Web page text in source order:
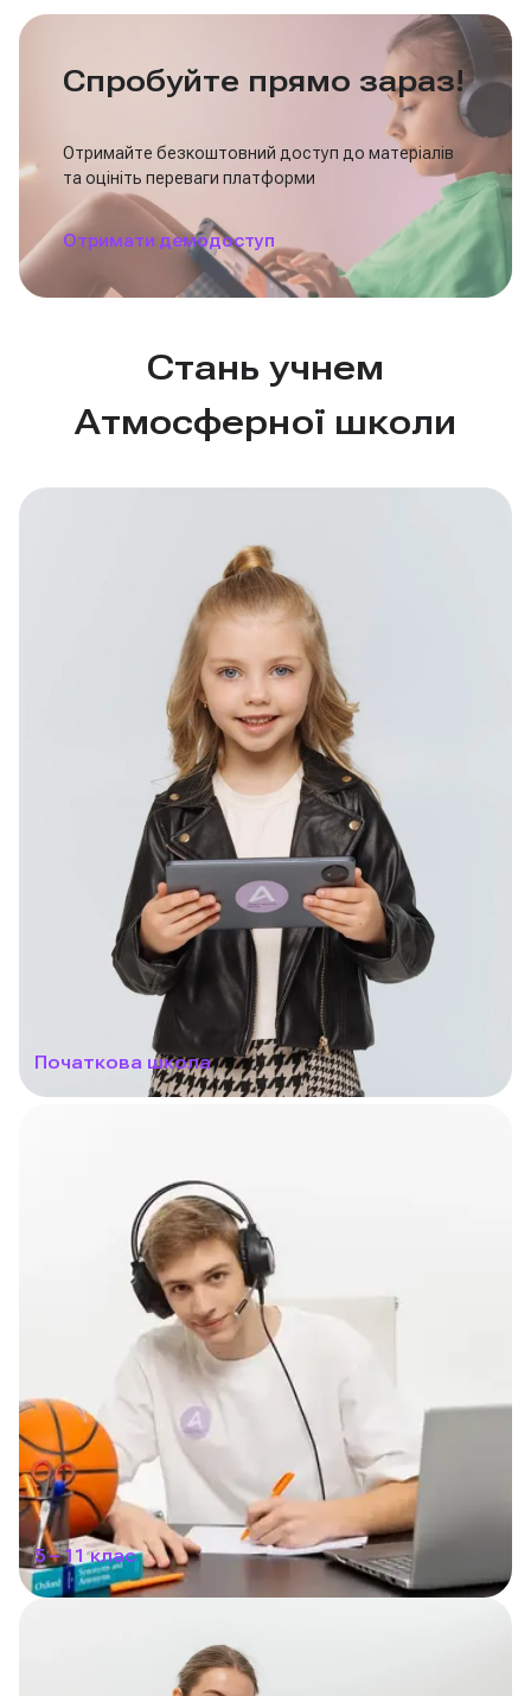
Спробуйте прямо зараз!
Отримайте безкоштовний доступ до матеріалів
та оцініть переваги платформи
Отримати демодоступ
Стань учнем
Атмосферної школи
Початкова школа
5 – 11 клас